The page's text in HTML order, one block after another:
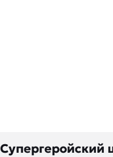
Супергеройский